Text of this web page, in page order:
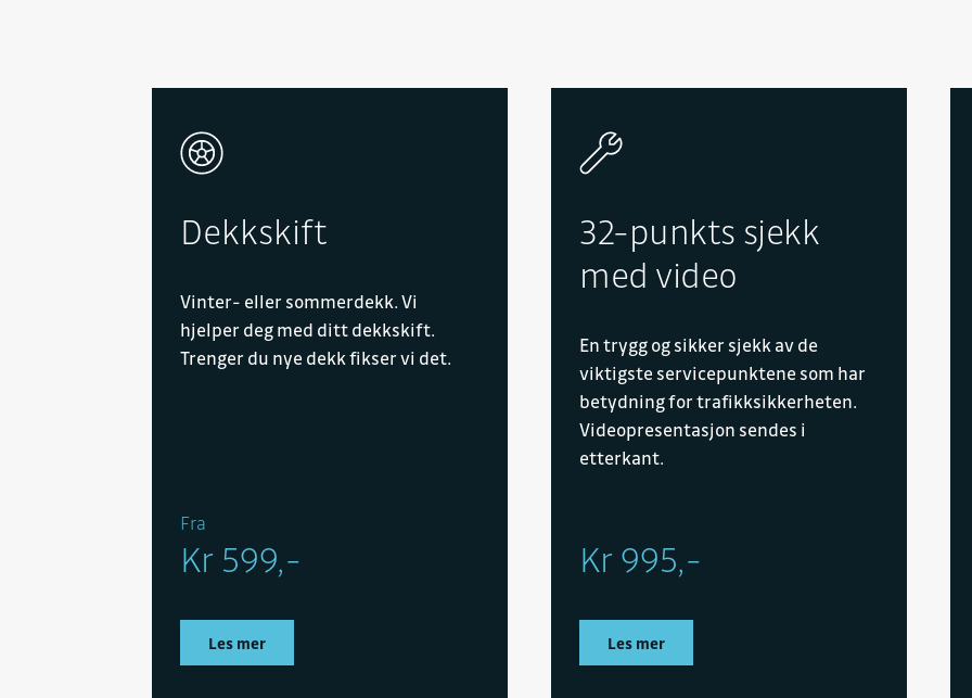
Dekkskift
Vinter- eller sommerdekk. Vi
hjelper deg med ditt dekkskift.
Trenger du nye dekk fikser vi det.
Fra
Kr 599,-
Les mer
32-punkts sjekk
med video
En trygg og sikker sjekk av de
viktigste servicepunktene som har
betydning for trafikksikkerheten.
Videopresentasjon sendes i
etterkant.
Kr 995,-
Les mer